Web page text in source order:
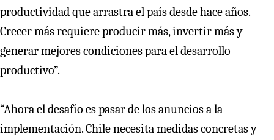
productividad que arrastra el país desde hace años.
Crecer más requiere producir más, invertir más y
generar mejores condiciones para el desarrollo
productivo”.
“Ahora el desafío es pasar de los anuncios a la
implementación. Chile necesita medidas concretas y